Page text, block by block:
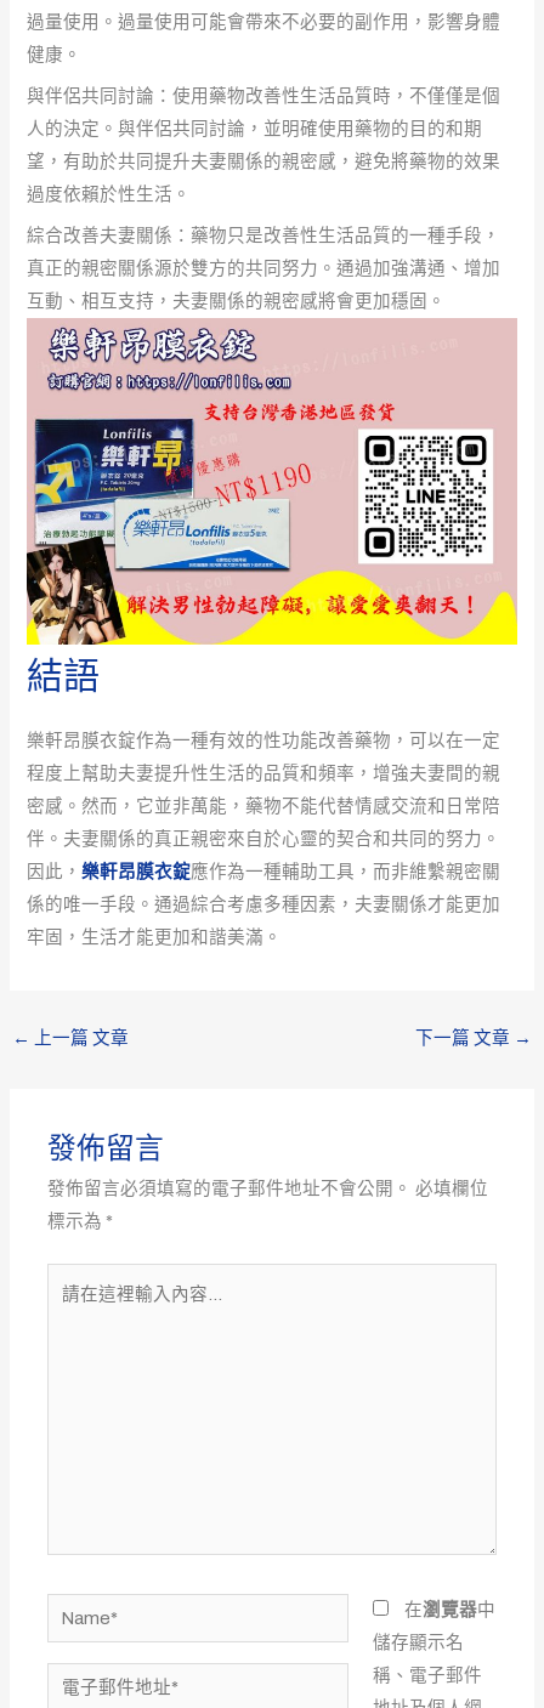
過量使用。過量使用可能會帶來不必要的副作用，影響身體
健康。
與伴侶共同討論：使用藥物改善性生活品質時，不僅僅是個
人的決定。與伴侶共同討論，並明確使用藥物的目的和期
望，有助於共同提升夫妻關係的親密感，避免將藥物的效果
過度依賴於性生活。
綜合改善夫妻關係：藥物只是改善性生活品質的一種手段，
真正的親密關係源於雙方的共同努力。通過加強溝通、增加
互動、相互支持，夫妻關係的親密感將會更加穩固。
結語
樂軒昂膜衣錠作為一種有效的性功能改善藥物，可以在一定
程度上幫助夫妻提升性生活的品質和頻率，增強夫妻間的親
密感。然而，它並非萬能，藥物不能代替情感交流和日常陪
伴。夫妻關係的真正親密來自於心靈的契合和共同的努力。
因此，樂軒昂膜衣錠應作為一種輔助工具，而非維繫親密關
係的唯一手段。通過綜合考慮多種因素，夫妻關係才能更加
牢固，生活才能更加和諧美滿。
← 上一篇 文章 下一篇 文章 →
發佈留言
發佈留言必須填寫的電子郵件地址不會公開。 必填欄位
標示為 *
Name*
電
在瀏覽器中
儲存顯示名
稱、電子郵件